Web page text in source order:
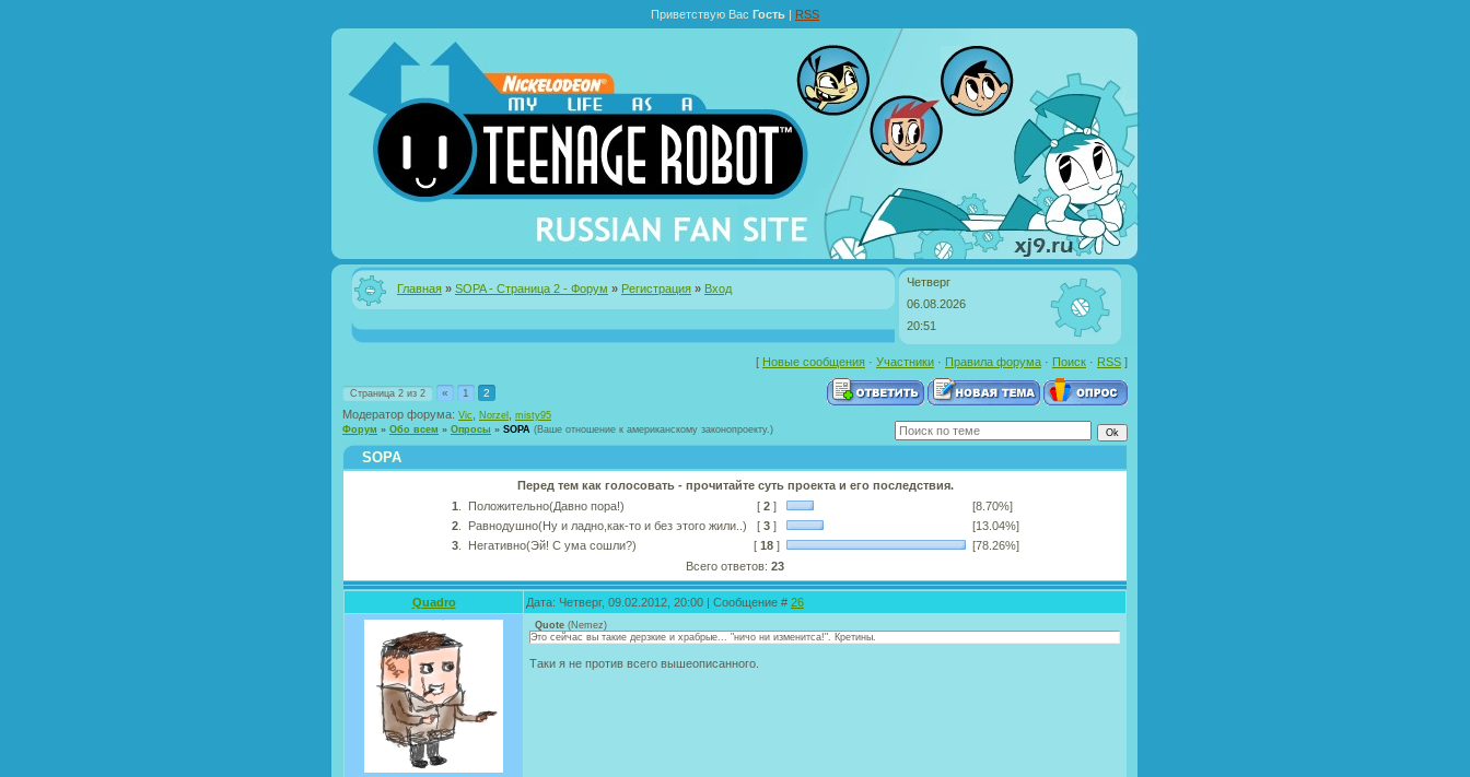
Приветствую Вас Гость | RSS
Главная » SOPA - Страница 2 - Форум » Регистрация » Вход
Четверг
06.08.2026
20:51
[ Новые сообщения · Участники · Правила форума · Поиск · RSS ]
Страница 2 из 2 « 1 2
Модератор форума: Vic Norzel
misty95
Форум » Обо всем » Опросы » SOPA (Ваше отношение к американскому законопроекту.)
SOPA
Перед тем как голосовать - прочитайте суть проекта и его последствия.
1
Положительно(Давно пора!) [ 2]
[8.70%]
2. Равнодушно(Ну и ладно,как-то и без этого жили..) [ 3]
[13.04%]
3. Негативно(Эй! С ума сошли?) [ 18]
[78.26%]
Всего ответов: 23
Quadro Дата: Четверг, 09.02.2012, 20:00 | Сообщение # 26
Quote (Nemez)
Это сейчас вы такие дерзкие и храбрые... "ничо ни изменитса!". Кретины.
Таки я не против всего вышеописанного.